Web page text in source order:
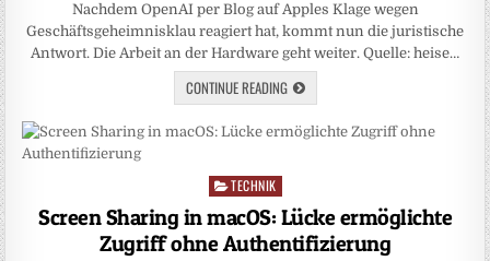
Nachdem OpenAI per Blog auf Apples Klage wegen
Geschäftsgeheimnisklau reagiert hat, kommt nun die juristische
Antwort. Die Arbeit an der Hardware geht weiter. Quelle: heise…
CONTINUE READING
Posted
TECHNIK
Screen Sharing in macOS: Lücke ermöglichte
Zugriff ohne Authentifizierung